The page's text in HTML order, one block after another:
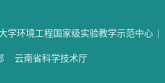
学环境工程国家级实验教学示范中心 |
云南省科学技术厅